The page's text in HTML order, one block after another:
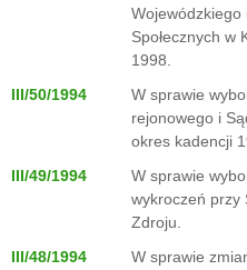
Wojewódzkiego
Społecznych w
1998.
III/50/1994
W sprawie
rejonowego i
okres kadencji
III/49/1994
W sprawie
wykroczeń przy
Zdroju.
III/48/1994
W sprawie